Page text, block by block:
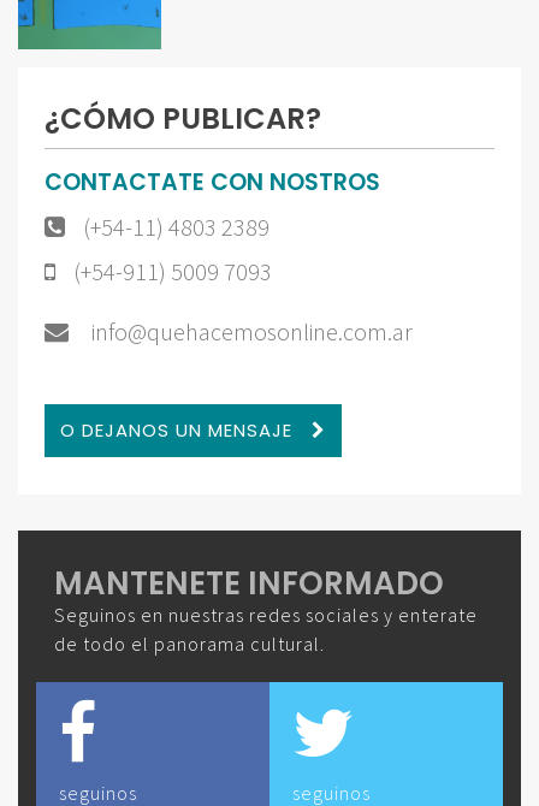
¿CÓMO PUBLICAR?
CONTACTATE CON NOSTROS
(+54-11) 4803 2389
(+54-911) 5009 7093
info@quehacemosonline.com.ar
O DEJANOS UN MENSAJE
MANTENETE INFORMADO
Seguinos en nuestras redes sociales y enterate
de todo el panorama cultural.
seguinos seguinos